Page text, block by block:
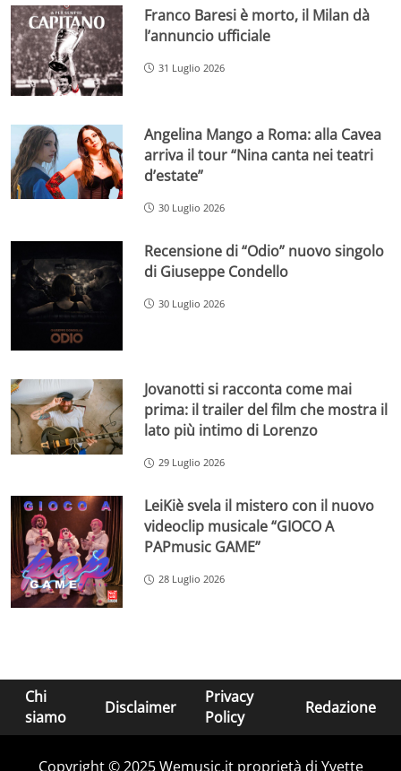
Franco Baresi è morto, il Milan dà
l’annuncio ufficiale
31 Luglio 2026
Angelina Mango a Roma: alla Cavea
arriva il tour “Nina canta nei teatri
d’estate”
30 Luglio 2026
Recensione di “Odio” nuovo singolo
di Giuseppe Condello
30 Luglio 2026
Jovanotti si racconta come mai
prima: il trailer del film che mostra il
lato più intimo di Lorenzo
29 Luglio 2026
LeiKiè svela il mistero con il nuovo
videoclip musicale “GIOCO A
PAPmusic GAME”
28 Luglio 2026
Chi
siamo
Disclaimer
Privacy
Policy
Redazione
Copyright © 2025 Wemusic.it proprietà di Yvette